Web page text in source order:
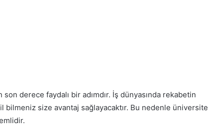
derece faydalı bir adımdır. İş dünyasında rekabetin
bilmeniz size avantaj sağlayacaktır. Bu nedenle üniversite